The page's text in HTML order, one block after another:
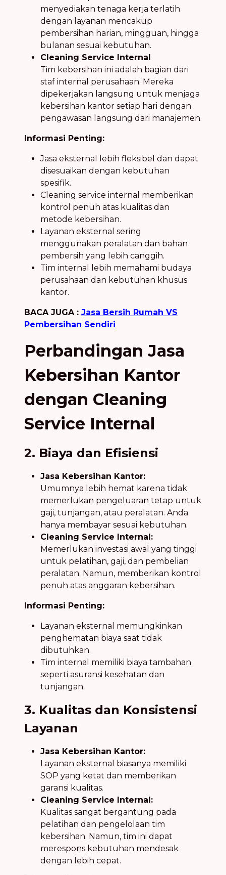
menyediakan tenaga kerja terlatih
dengan layanan mencakup
pembersihan harian, mingguan, hingga
bulanan sesuai kebutuhan.
Cleaning Service Internal
Tim kebersihan ini adalah bagian dari
staf internal perusahaan. Mereka
dipekerjakan langsung untuk menjaga
kebersihan kantor setiap hari dengan
pengawasan langsung dari manajemen.
Informasi Penting:
Jasa eksternal lebih fleksibel dan dapat
disesuaikan dengan kebutuhan
spesifik.
Cleaning service internal memberikan
kontrol penuh atas kualitas dan
metode kebersihan.
Layanan eksternal sering
menggunakan peralatan dan bahan
pembersih yang lebih canggih.
Tim internal lebih memahami budaya
perusahaan dan kebutuhan khusus
kantor.
BACA JUGA : Jasa Bersih Rumah VS
Pembersihan Sendiri
Perbandingan Jasa
Kebersihan Kantor
dengan Cleaning
Service Internal
2. Biaya dan Efisiensi
Jasa Kebersihan Kantor:
Umumnya lebih hemat karena tidak
memerlukan pengeluaran tetap untuk
gaji, tunjangan, atau peralatan. Anda
hanya membayar sesuai kebutuhan.
Cleaning Service Internal:
Memerlukan investasi awal yang tinggi
untuk pelatihan, gaji, dan pembelian
peralatan. Namun, memberikan kontrol
penuh atas anggaran kebersihan.
Informasi Penting:
Layanan eksternal memungkinkan
penghematan biaya saat tidak
dibutuhkan.
Tim internal memiliki biaya tambahan
seperti asuransi kesehatan dan
tunjangan.
3. Kualitas dan Konsistensi
Layanan
Jasa Kebersihan Kantor:
Layanan eksternal biasanya memiliki
SOP yang ketat dan memberikan
garansi kualitas.
Cleaning Service Internal:
Kualitas sangat bergantung pada
pelatihan dan pengelolaan tim
kebersihan. Namun, tim ini dapat
merespons kebutuhan mendesak
dengan lebih cepat.